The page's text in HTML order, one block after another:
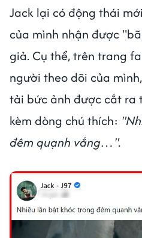
Jack lại có động thái
của mình nhận được
giả. Cụ thể, trên trang
người theo dõi của
tải bức ảnh được cắt ra
kèm dòng chú thích:
đêm quạnh vắng…".